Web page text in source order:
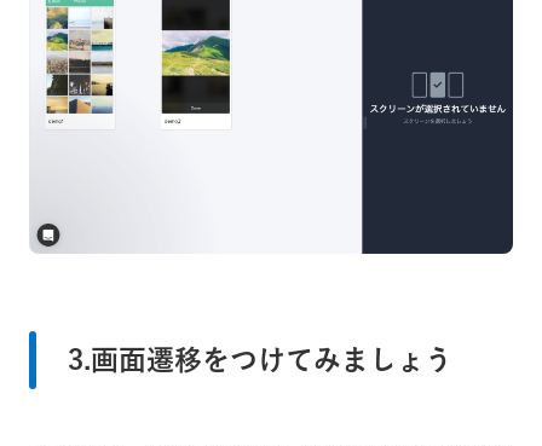
3.画面遷移をつけてみましょう